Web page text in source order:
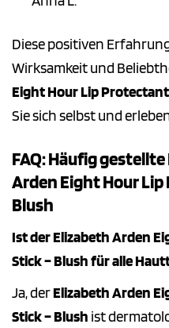
Diese positiven
Wirksamkeit und
Eight Hour Lip
Sie sich selbst und
FAQ: Häufig
Arden Eight Hour
Blush
Ist der Elizabeth Arden
Stick – Blush für alle
Ja, derElizabeth Arden
Stick – Blush ist